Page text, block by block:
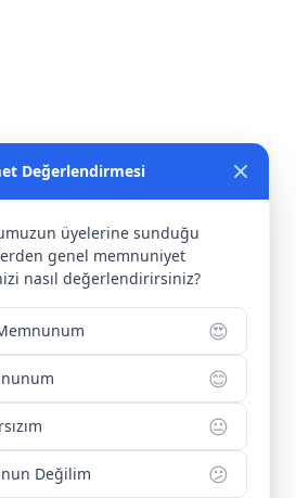
Cad. Tüccarlar İşhanı Kat:1 No:1
86
Değerlendirmesi
üyelerine sunduğu
genel memnuniyet
nasıl değerlendirirsiniz?
😍
😊
😐
Değilim 😕